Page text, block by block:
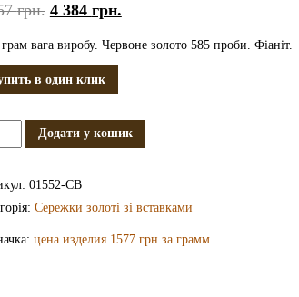
грн. 4 384 грн.
вага виробу. Червоне золото 585 проби. Фіаніт.
в один клик
Додати у кошик
01552-СВ
Сережки золоті зі вставками
цена изделия 1577 грн за грамм